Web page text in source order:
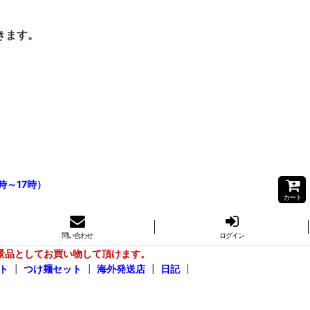
す。
～17時）
カート
問い合わせ ログイン
としてお買い物して頂けます。
つけ麺セット 海外発送店 日記┃